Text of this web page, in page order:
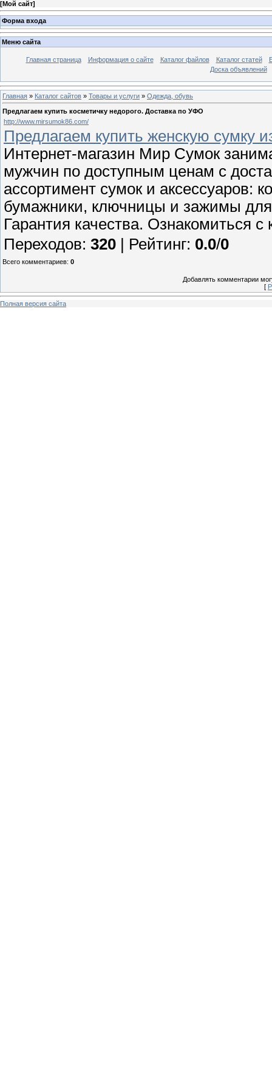
[Мой сайт]
Форма входа
Меню сайта
Главная страница Информация о сайте Каталог файлов Каталог статей
Доска объявлений
Главная » Каталог сайтов » Товары и услуги » Одежда, обувь
Предлагаем купить косметичку недорого. Доставка по УФО
http://www.mirsumok86.com/
Предлагаем купить женскую сумку
Интернет-магазин Мир Сумок
мужчин по доступным ценам с
ассортимент сумок и аксессуаров:
бумажники, ключницы и зажимы
Гарантия качества. Ознакомиться с
Переходов: 320 | Рейтинг: 0.0/0
Всего комментариев: 0
Добавлять комментарии
[
Полная версия сайта